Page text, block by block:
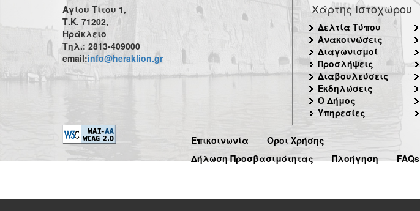
Αγίου Τίτου 1,
Τ.Κ. 71202,
Ηράκλειο
Τηλ.: 2813-409000
email:info@heraklion.gr
Χάρτης Ιστοχώρου
Δελτία Τύπου
Ανακοινώσεις
Διαγωνισμοί
Προσλήψεις
Διαβουλεύσεις
Εκδηλώσεις
Ο Δήμος
Υπηρεσίες
Επικοινωνία
Όροι Χρήσης
Δήλωση Προσβασιμότητας
Πλοήγηση FAQs